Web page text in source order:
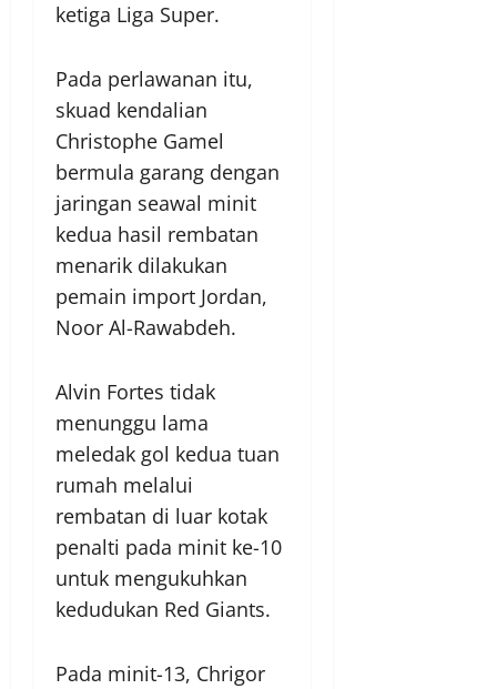
ketiga Liga Super.
Pada perlawanan itu,
skuad kendalian
Christophe Gamel
bermula garang dengan
jaringan seawal minit
kedua hasil rembatan
menarik dilakukan
pemain import Jordan,
Noor Al-Rawabdeh.
Alvin Fortes tidak
menunggu lama
meledak gol kedua tuan
rumah melalui
rembatan di luar kotak
penalti pada minit ke-10
untuk mengukuhkan
kedudukan Red Giants.
Pada minit-13, Chrigor